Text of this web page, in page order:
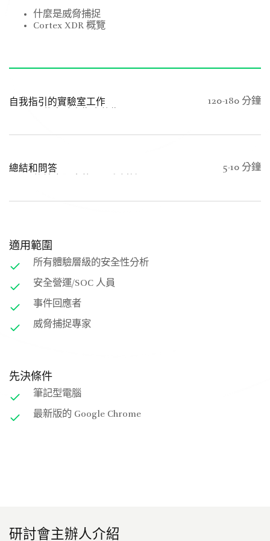
什麼是威脅捕捉
Cortex XDR 概覽
自我指引的實驗室工作
120-180 分鐘
指引的步驟：
總結和問答
5-10 分鐘
適用範圍
所有體驗層級的安全性分析
安全營運/SOC 人員
事件回應者
威脅捕捉專家
先決條件
筆記型電腦
最新版的 Google Chrome
研討會主辦人介紹